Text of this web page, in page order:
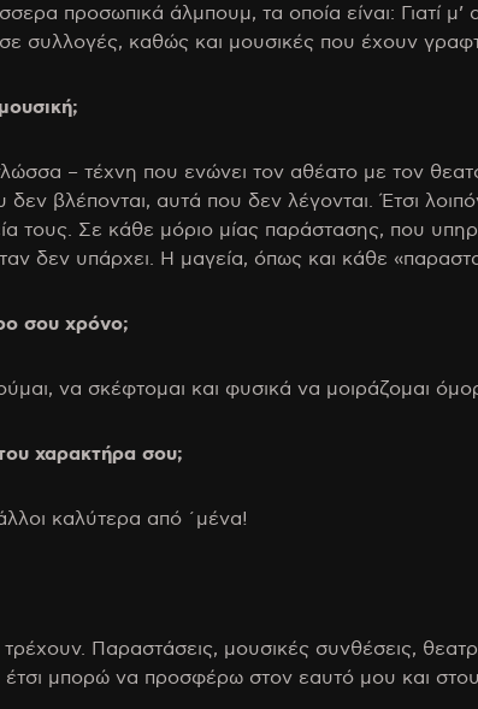
προσωπικά άλμπουμ, τα οποία είναι: Γιατί
συλλογές, καθώς και μουσικές που έχουν
– τέχνη που ενώνει τον αθέατο με τον
βλέπονται, αυτά που δεν λέγονται. Έτσι
Σε κάθε μόριο μίας παράστασης, που
δεν υπάρχει. Η μαγεία, όπως και κάθε
σου χρόνο;
να σκέφτομαι και φυσικά να μοιράζομαι
χαρακτήρα σου;
καλύτερα από ΄μένα!
Παραστάσεις, μουσικές συνθέσεις,
έτσι μπορώ να προσφέρω στον εαυτό μου και